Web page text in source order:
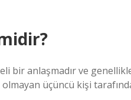
bir anlaşmadır ve
üçüncü kişi